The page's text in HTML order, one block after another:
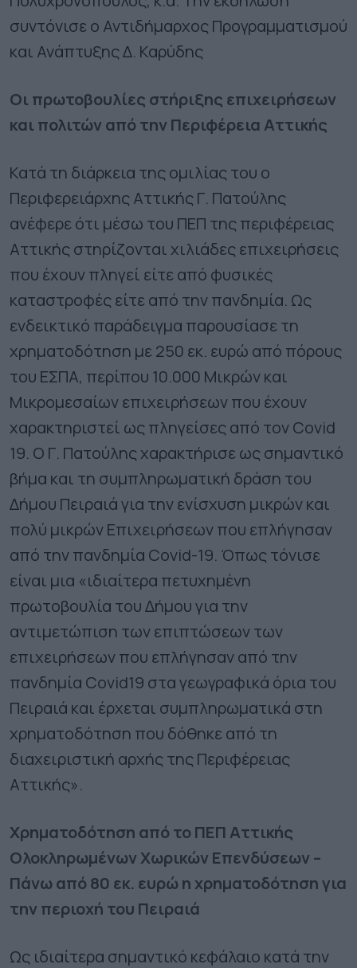
συντόνισε ο Αντιδήμαρχος Προγραμματισμού
και Ανάπτυξης Δ. Καρύδης
Οι πρωτοβουλίες στήριξης επιχειρήσεων
και πολιτών από την Περιφέρεια Αττικής
Κατά τη διάρκεια της ομιλίας του ο
Περιφερειάρχης Αττικής Γ. Πατούλης
ανέφερε ότι μέσω του ΠΕΠ της περιφέρειας
Αττικής στηρίζονται χιλιάδες επιχειρήσεις
που έχουν πληγεί είτε από φυσικές
καταστροφές είτε από την πανδημία. Ως
ενδεικτικό παράδειγμα παρουσίασε τη
χρηματοδότηση με 250 εκ. ευρώ από πόρους
του ΕΣΠΑ, περίπου 10.000 Μικρών και
Μικρομεσαίων επιχειρήσεων που έχουν
χαρακτηριστεί ως πληγείσες από τον Covid
19. Ο Γ. Πατούλης χαρακτήρισε ως σημαντικό
βήμα και τη συμπληρωματική δράση του
Δήμου Πειραιά για την ενίσχυση μικρών και
πολύ μικρών Επιχειρήσεων που επλήγησαν
από την πανδημία Covid-19. Όπως τόνισε
είναι μια «ιδιαίτερα πετυχημένη
πρωτοβουλία του Δήμου για την
αντιμετώπιση των επιπτώσεων των
επιχειρήσεων που επλήγησαν από την
πανδημία Covid19 στα γεωγραφικά όρια του
Πειραιά και έρχεται συμπληρωματικά στη
χρηματοδότηση που δόθηκε από τη
διαχειριστική αρχής της Περιφέρειας
Αττικής».
Χρηματοδότηση από το ΠΕΠ Αττικής
Ολοκληρωμένων Χωρικών Επενδύσεων –
Πάνω από 80 εκ. ευρώ η χρηματοδότηση για
την περιοχή του Πειραιά
Ως ιδιαίτερα σημαντικό κεφάλαιο κατά την